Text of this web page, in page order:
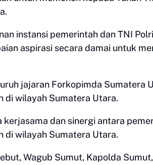
instansi pemerintah dan TNI
aspirasi secara damai untuk
jajaran Forkopimda Sumatera
di wilayah Sumatera Utara.
dan sinergi antara
di wilayah Sumatera Utara.
Wagub Sumut, Kapolda